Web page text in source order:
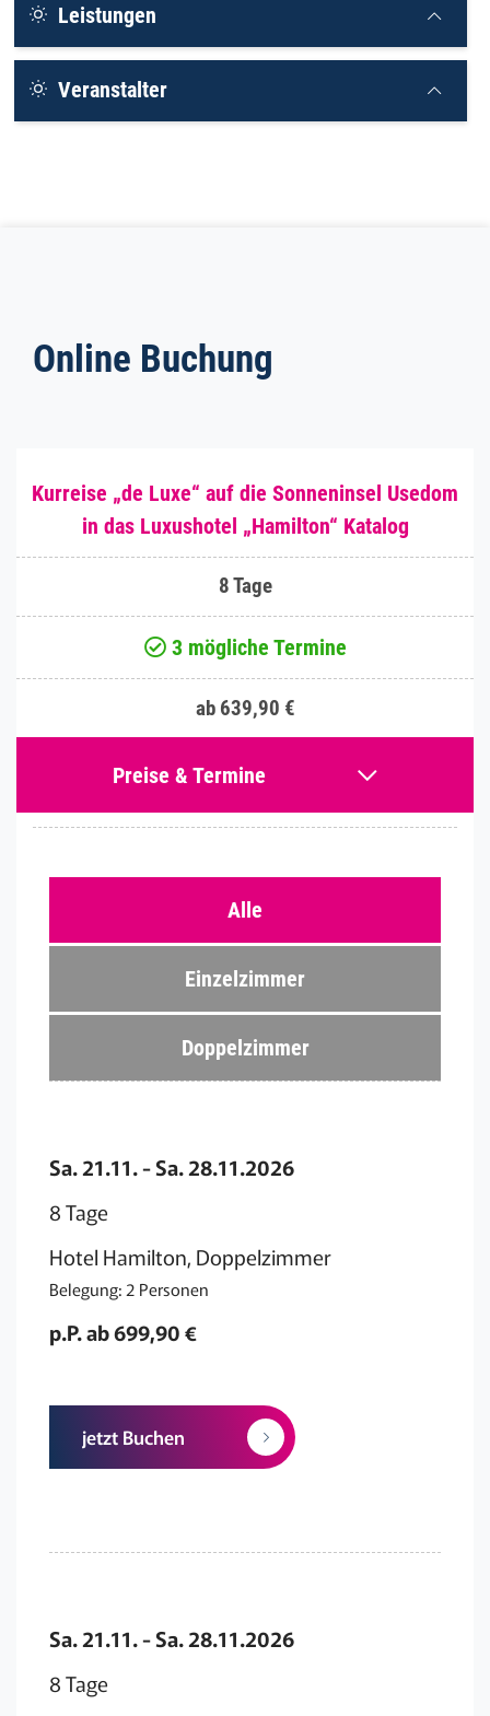
Leistungen
Veranstalter
Online Buchung
Kurreise „de Luxe“ auf die Sonneninsel Usedom
in das Luxushotel „Hamilton“ Katalog
8 Tage
3 mögliche Termine
ab 639,90 €
Preise & Termine
Alle
Einzelzimmer
Doppelzimmer
Sa. 21.11. - Sa. 28.11.2026
8 Tage
Hotel Hamilton, Doppelzimmer
Belegung: 2 Personen
p.P. ab 699,90 €
jetzt Buchen
Sa. 21.11. - Sa. 28.11.2026
8 Tage